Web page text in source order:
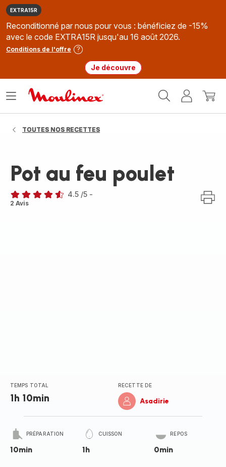
EXTRA15R
Reconditionné par nous pour vous : bénéficiez de -15%
avec le code EXTRA15R jusqu'au 16 août 2026.
Conditions de l'offre
Je découvre
MonMon
Ouvrir
TOUTES NOS RECETTES
Pot au feu poulet
ratings.4.5
4.5 /5 -
2 Avis
TEMPS TOTAL
1h 10min
RECETTE DE
Asadirie
PRÉPARATION
10min
CUISSON
1h
REPOS
0min